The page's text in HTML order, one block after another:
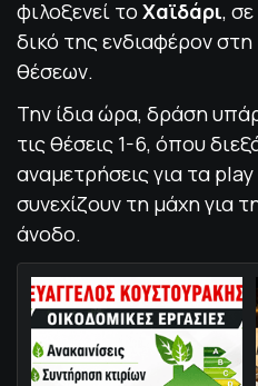
φιλοξενεί το Χαϊδάρι,
δικό της ενδιαφέρον
θέσεων.
Την ίδια ώρα, δράση
τις θέσεις 1-6, όπου
αναμετρήσεις για τα
συνεχίζουν τη μάχη για
άνοδο.